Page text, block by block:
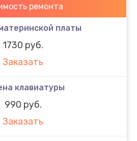
ремонта
платы
1730 руб.
Заказать
клавиатуры
990 руб.
Заказать